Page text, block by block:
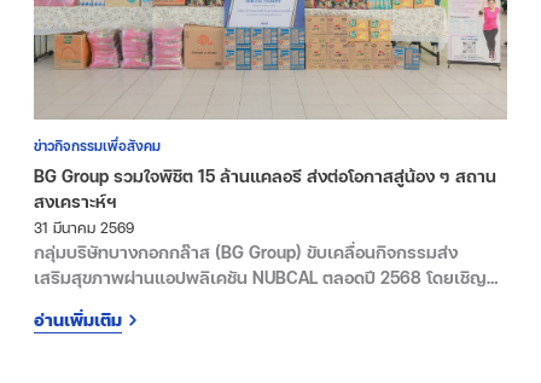
ข่าวกิจกรรมเพื่อสังคม
BG Group รวมใจพิชิต 15 ล้านแคลอรี ส่งต่อโอกาสสู่น้อง ๆ สถาน
สงเคราะห์ฯ
31 มีนาคม 2569
กลุ่มบริษัทบางกอกกล๊าส (BG Group) ขับเคลื่อนกิจกรรมส่ง
เสริมสุขภาพผ่านแอปพลิเคชัน NUBCAL ตลอดปี 2568 โดยเชิญ
“พลังสุขภาพ” ให้กลายเป็น “พลังแห่งการให้” เพื่อสังคม ณ วันที่
อ่านเพิ่มเติม